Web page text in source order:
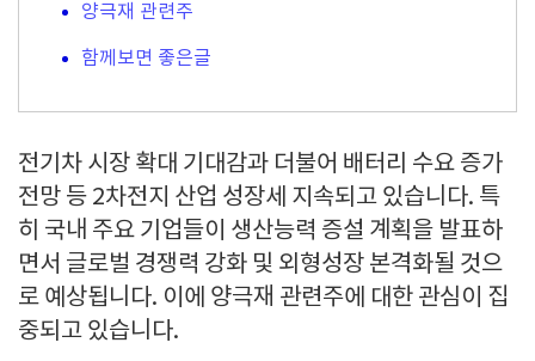
양극재 관련주
함께보면 좋은글
전기차 시장 확대 기대감과 더불어 배터리 수요 증가
전망 등 2차전지 산업 성장세 지속되고 있습니다. 특
히 국내 주요 기업들이 생산능력 증설 계획을 발표하
면서 글로벌 경쟁력 강화 및 외형성장 본격화될 것으
로 예상됩니다. 이에 양극재 관련주에 대한 관심이 집
중되고 있습니다.